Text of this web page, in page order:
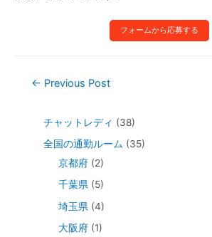
フォームから応募する
← Previous Post
チャットレディ (38)
全国の通勤ルーム (35)
京都府(2)
千葉県(5)
埼玉県 (4)
大阪府(1)